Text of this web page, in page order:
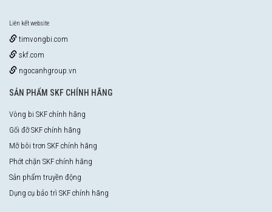
Liên kết website
timvongbi.com
skf.com
ngocanhgroup.vn
SẢN PHẨM SKF CHÍNH HÃNG
Vòng bi SKF chính hãng
Gối đỡ SKF chính hãng
Mỡ bôi trơn SKF chính hãng
Phớt chặn SKF chính hãng
Sản phẩm truyền động
Dụng cụ bảo trì SKF chính hãng